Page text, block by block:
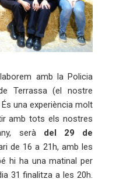
amb la Policia
Terrassa (el nostre
una experiència molt
amb tots els nostres
serà del 29 de
de 16 a 21h, amb les
hi ha una matinal per
31 finalitza a les 20h.